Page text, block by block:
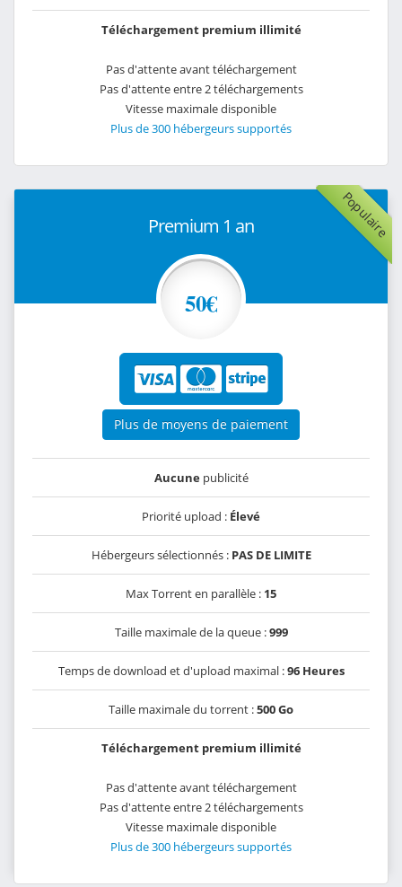
Téléchargement premium illimité
Pas d'attente avant téléchargement
Pas d'attente entre 2 téléchargements
Vitesse maximale disponible
Plus de 300 hébergeurs supportés
Populaire
Premium 1 an
50€
Plus de moyens de paiement
Aucunepublicité
Priorité upload : Élevé
Hébergeurs sélectionnés : PAS DE LIMITE
Max Torrent en parallèle : 15
Taille maximale de la queue :999
Temps de download et d'upload maximal :96 Heures
Taille maximale du torrent :500 Go
Téléchargement premium illimité
Pas d'attente avant téléchargement
Pas d'attente entre 2 téléchargements
Vitesse maximale disponible
Plus de 300 hébergeurs supportés